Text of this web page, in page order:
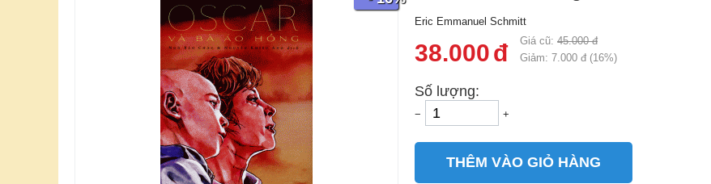
Eric Emmanuel Schmitt
38.000đ Giá cũ: 45.000 đ
Giảm: 7.000 đ (16%)
Số lượng:
− +
THÊM VÀO GIỎ HÀNG